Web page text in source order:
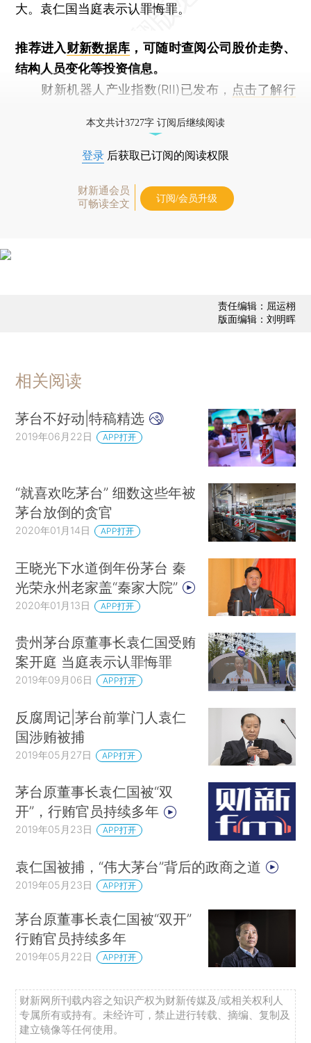
大。袁仁国当庭表示认罪悔罪。
推荐进入财新数据库 ，可随时查阅公司股价走势、
结构人员变化等投资信息。
财新机器人产业指数(RII)已发布， 点击了解行
本文共计3727字 订阅后继续阅读
登录 后获取已订阅的阅读权限
财新通会员
可畅读全文
订阅/会员升级
责任编辑：屈运栩
版面编辑：刘明晖
相关阅读
茅台不好动|特稿精选
2019年06月22日 APP打开
“就喜欢吃茅台” 细数这些年被
茅台放倒的贪官
2020年01月14日 APP打开
王晓光下水道倒年份茅台 秦
光荣永州老家盖“秦家大院”
2020年01月13日 APP打开
贵州茅台原董事长袁仁国受贿
案开庭 当庭表示认罪悔罪
2019年09月06日 APP打开
反腐周记|茅台前掌门人袁仁
国涉贿被捕
2019年05月27日 APP打开
茅台原董事长袁仁国被“双
开”，行贿官员持续多年
2019年05月23日 APP打开
袁仁国被捕，“伟大茅台”背后的政商之道
2019年05月23日 APP打开
茅台原董事长袁仁国被“双开”
行贿官员持续多年
2019年05月22日 APP打开
财新网所刊载内容之知识产权为财新传媒及/或相关权利人
专属所有或持有。未经许可，禁止进行转载、摘编、复制及
建立镜像等任何使用。